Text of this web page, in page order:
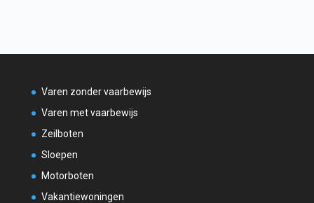
Varen zonder vaarbewijs
Varen met vaarbewijs
Zeilboten
Sloepen
Motorboten
Vakantiewoningen